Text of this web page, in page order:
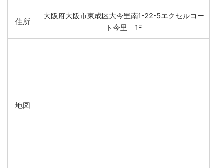
住所
大阪府大阪市東成区大今里南1-22-5エクセルコー
ト今里 1F
地図